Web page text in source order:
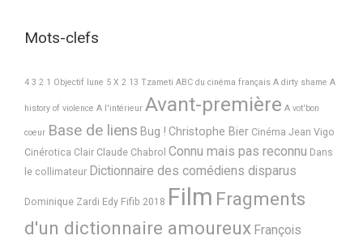
Mots-clefs
4 3 2 1 Objectif lune 5 X 2 13 Tzameti ABC du cinéma français A dirty shame A
history of violence A l'intérieur Avant-première A vot'bon
coeur Base de liens Bug ! Christophe Bier Cinéma Jean Vigo
Cinérotica Clair Claude Chabrol Connu mais pas reconnu Dans
le collimateur Dictionnaire des comédiens disparus
Dominique Zardi Edy Fifib 2018 Film Fragments
d'un dictionnaire amoureux François